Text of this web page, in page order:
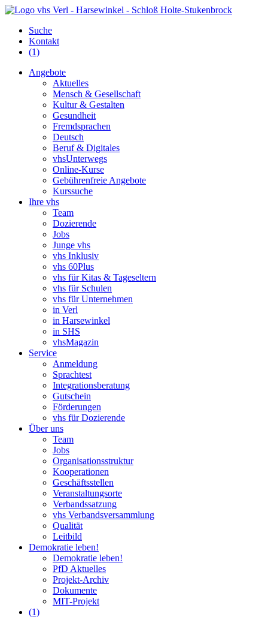
Suche
Kontakt
(1)
Angebote
Aktuelles
Mensch & Gesellschaft
Kultur & Gestalten
Gesundheit
Fremdsprachen
Deutsch
Beruf & Digitales
vhsUnterwegs
Online-Kurse
Gebührenfreie Angebote
Kurssuche
Ihre vhs
Team
Dozierende
Jobs
Junge vhs
vhs Inklusiv
vhs 60Plus
vhs für Kitas & Tageseltern
vhs für Schulen
vhs für Unternehmen
in Verl
in Harsewinkel
in SHS
vhsMagazin
Service
Anmeldung
Sprachtest
Integrationsberatung
Gutschein
Förderungen
vhs für Dozierende
Über uns
Team
Jobs
Organisationsstruktur
Kooperationen
Geschäftsstellen
Veranstaltungsorte
Verbandssatzung
vhs Verbandsversammlung
Qualität
Leitbild
Demokratie leben!
Demokratie leben!
PfD Aktuelles
Projekt-Archiv
Dokumente
MIT-Projekt
(1)